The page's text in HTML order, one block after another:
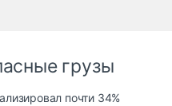
грузы
почти 34%